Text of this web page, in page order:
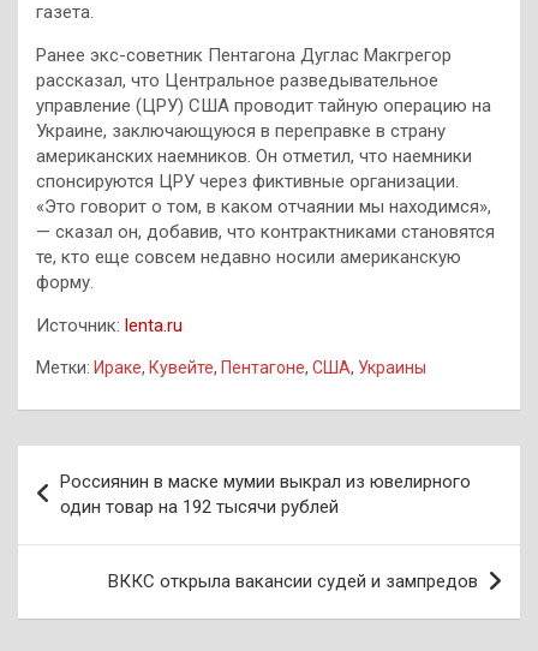
газета.
Ранее экс-советник Пентагона Дуглас Макгрегор
рассказал, что Центральное разведывательное
управление (ЦРУ) США проводит тайную операцию на
Украине, заключающуюся в переправке в страну
американских наемников. Он отметил, что наемники
спонсируются ЦРУ через фиктивные организации.
«Это говорит о том, в каком отчаянии мы находимся»,
— сказал он, добавив, что контрактниками становятся
те, кто еще совсем недавно носили американскую
форму.
Источник: lenta.ru
Метки: Ираке, Кувейте, Пентагоне, США, Украины
по
записям
Россиянин в маске мумии выкрал из ювелирного
один товар на 192 тысячи рублей
ВККС открыла вакансии судей и зампредов